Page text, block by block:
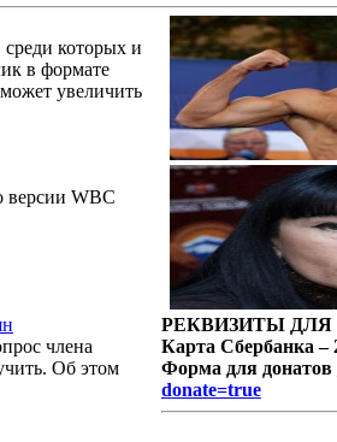
среди которых и
в формате
увеличить
версии WBC
члена
Об этом
РЕКВИЗИТЫ
Карта Сбербанка –
Форма для донатов
donate=true